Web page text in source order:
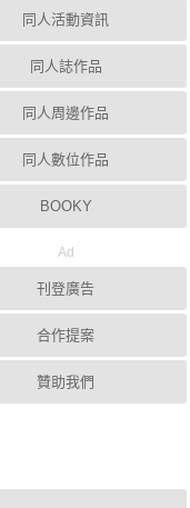
同人活動資訊
同人誌作品
同人周邊作品
同人數位作品
BOOKY
Ad
刊登廣告
合作提案
贊助我們